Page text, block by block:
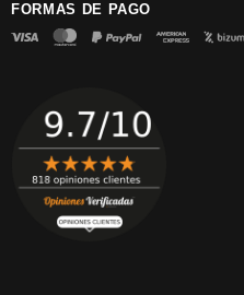
FORMAS DE PAGO